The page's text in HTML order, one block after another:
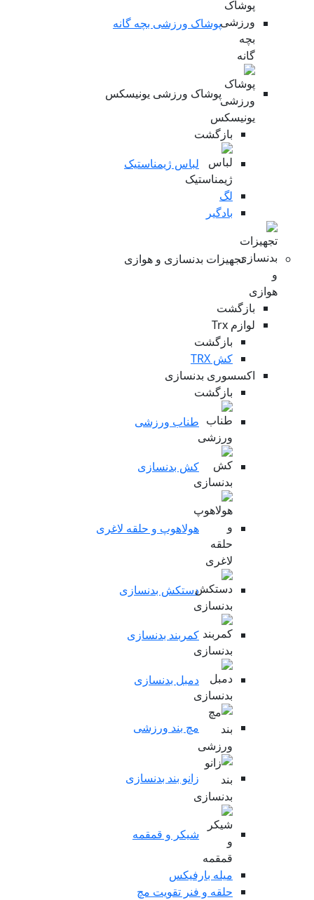
پوشاک ورزشی بچه گانه
پوشاک ورزشی یونیسکس
بازگشت
لباس ژیمناستیک
لگ
بادگیر
تجهیزات بدنسازی و هوازی
بازگشت
لوازم Trx
بازگشت
کش TRX
اکسسوری بدنسازی
بازگشت
طناب ورزشی
کش بدنسازی
هولاهوپ و حلقه لاغری
دستکش بدنسازی
کمربند بدنسازی
دمبل بدنسازی
مچ بند ورزشی
زانو بند بدنسازی
شیکر و قمقمه
میله بارفیکس
حلقه و فنر تقویت مچ